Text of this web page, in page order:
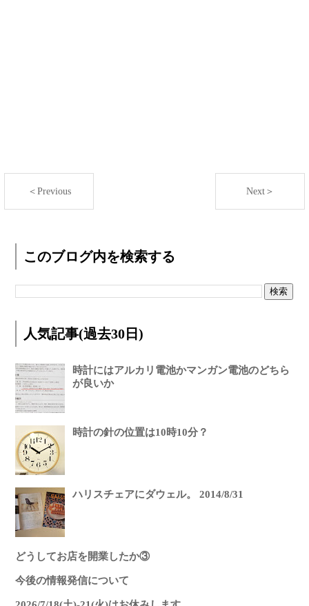
＜Previous Next＞
このブログ内を検索する
人気記事(過去30日)
時計にはアルカリ電池かマンガン電池のどちら
が良いか
時計の針の位置は10時10分？
ハリスチェアにダウェル。 2014/8/31
どうしてお店を開業したか③
今後の情報発信について